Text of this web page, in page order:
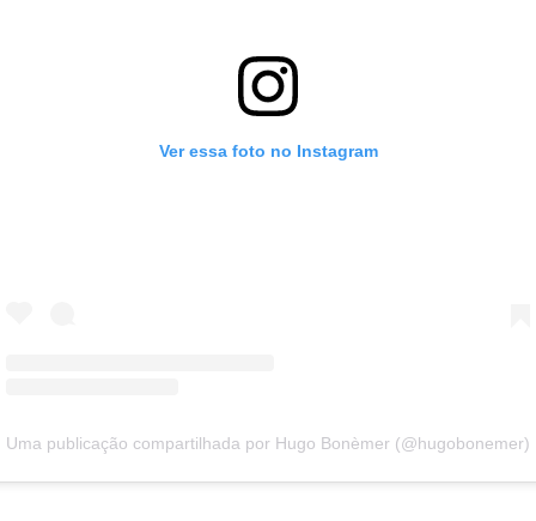
Ver essa foto no Instagram
Uma publicação compartilhada por Hugo Bonèmer (@hugobonemer)